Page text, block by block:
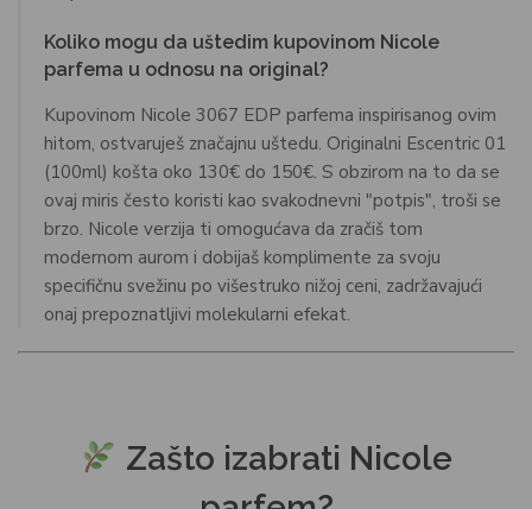
Koliko mogu da uštedim kupovinom Nicole
parfema u odnosu na original?
Kupovinom Nicole 3067 EDP parfema inspirisanog ovim
hitom, ostvaruješ značajnu uštedu. Originalni Escentric 01
(100ml) košta oko 130€ do 150€. S obzirom na to da se
ovaj miris često koristi kao svakodnevni "potpis", troši se
brzo. Nicole verzija ti omogućava da zračiš tom
modernom aurom i dobijaš komplimente za svoju
specifičnu svežinu po višestruko nižoj ceni, zadržavajući
onaj prepoznatljivi molekularni efekat.
Zašto izabrati Nicole